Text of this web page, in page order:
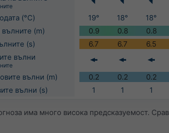
(°C) 19° 18° 18°
(m)
0.9 0.8 0.8
(s)
6.7 6.7 6.5
вълни
вълни (m) 0.2 0.2 0.2
вълни (s)
1 1 1
има много висока предсказуемост.